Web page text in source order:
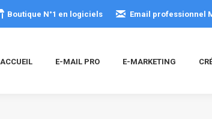
Boutique N°1 en logiciels Email professionnel
ACCUEIL E-MAIL PRO E-MARKETING